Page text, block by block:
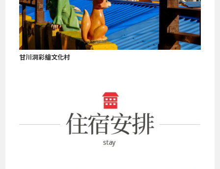
甘川洞彩繪文化村